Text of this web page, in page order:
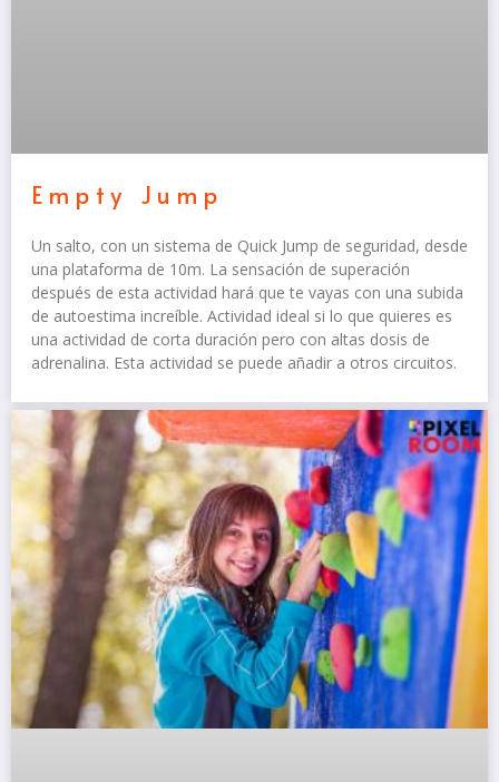
Empty Jump
Un salto, con un sistema de Quick Jump de seguridad, desde
una plataforma de 10m. La sensación de superación
después de esta actividad hará que te vayas con una subida
de autoestima increíble. Actividad ideal si lo que quieres es
una actividad de corta duración pero con altas dosis de
adrenalina. Esta actividad se puede añadir a otros circuitos.